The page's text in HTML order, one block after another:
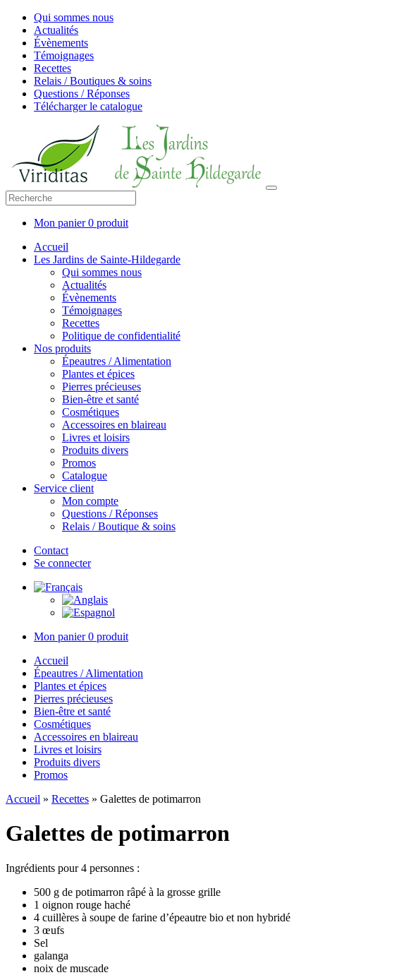
Qui sommes nous
Actualités
Évènements
Témoignages
Recettes
Relais / Boutiques & soins
Questions / Réponses
Télécharger le catalogue
Mon panier0 produit
Accueil
Les Jardins de Sainte-Hildegarde
Qui sommes nous
Actualités
Évènements
Témoignages
Recettes
Politique de confidentialité
Nos produits
Épeautres / Alimentation
Plantes et épices
Pierres précieuses
Bien-être et santé
Cosmétiques
Accessoires en blaireau
Livres et loisirs
Produits divers
Promos
Catalogue
Service client
Mon compte
Questions / Réponses
Relais / Boutique & soins
Contact
Se connecter
Mon panier0 produit
Accueil
Épeautres / Alimentation
Plantes et épices
Pierres précieuses
Bien-être et santé
Cosmétiques
Accessoires en blaireau
Livres et loisirs
Produits divers
Promos
Accueil » Recettes » Galettes de potimarron
Galettes de potimarron
Ingrédients pour 4 personnes :
500 g de potimarron râpé à la grosse grille
1 oignon rouge haché
4 cuillères à soupe de farine d’épeautre bio et non hybridé
3 œufs
Sel
galanga
noix de muscade